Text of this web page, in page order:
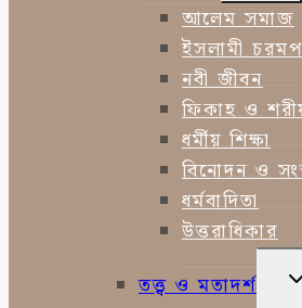
MENU
আলেম সমাজ
ইসলামী
নবী জীবন
ফিকাহ ও
ধর্মীয় শিক্ষা
বিনোদন ও
ধর্মবাদিতা
উত্তরাধিকার
তত্ত্ব ও মতাদর্শ